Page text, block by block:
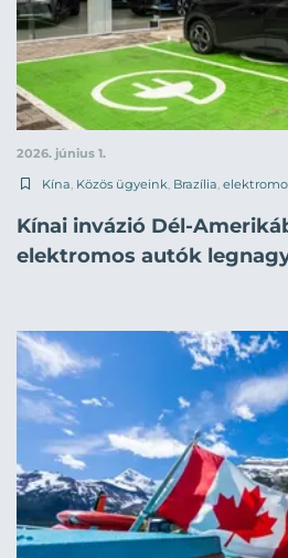
2026. június 1.
Kína, Közös ügyeink, Brazília,
Kínai invázió Dél-
elektromos autók